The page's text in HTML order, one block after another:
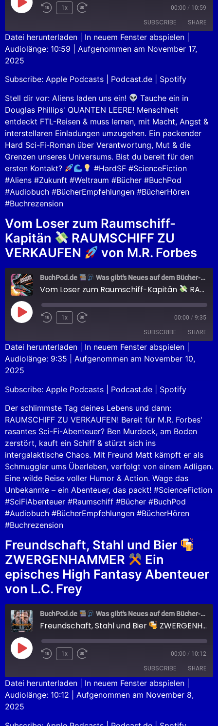
1x 00:00 / 10:59
SUBSCRIBE SHARE
Apple Podcasts Podcast.de
RSS FEED
SHARE
EMBED
Datei herunterladen In neuem Fenster abspielen
Audiolänge: 10:59
Aufgenommen am November 17,
2025
Subscribe: Apple Podcasts Podcast.de
Spotify
Stell dir vor: Aliens laden uns ein!
Tauche ein in
Douglas Phillips' QUANTEN LEERE! Menschheit
entdeckt FTL-Reisen & muss lernen, mit Macht, Angst &
interstellaren Einladungen umzugehen. Ein packender
Hard Sci-Fi-Roman über Verantwortung, Mut & die
Grenzen unseres Universums. Bist du bereit für den
ersten Kontakt?
#HardSF #ScienceFiction
#Aliens #Zukunft #Weltraum #Bücher #BuchPod
#Audiobuch #BücherEmpfehlungen #BücherHören
#Buchrezension
Vom Loser zum Raumschiff-
Kapitän
RAUMSCHIFF ZU
VERKAUFEN
von M.R. Forbes
BuchPod.de Was gibt's Neues auf dem Bücher-Markt?
Vom Loser zum Raumschiff-Kapitän RAUMSCHIFF ZU VERKAUFEN
1x 00:00 / 9:35
SUBSCRIBE SHARE
Apple Podcasts Podcast.de
RSS FEED
SHARE
EMBED
Datei herunterladen In neuem Fenster abspielen
Audiolänge: 9:35
Aufgenommen am November 10,
2025
Subscribe: Apple Podcasts Podcast.de
Spotify
Der schlimmste Tag deines Lebens und dann:
RAUMSCHIFF ZU VERKAUFEN! Bereit für M.R. Forbes'
rasantes Sci-Fi-Abenteuer? Ben Murdock, am Boden
zerstört, kauft ein Schiff & stürzt sich ins
intergalaktische Chaos. Mit Freund Matt kämpft er als
Schmuggler ums Überleben, verfolgt von einem Adligen.
Eine wilde Reise voller Humor & Action. Wage das
Unbekannte – ein Abenteuer, das packt! #ScienceFiction
#SciFiAbenteuer #Raumschiff #Bücher #BuchPod
#Audiobuch #BücherEmpfehlungen #BücherHören
#Buchrezension
Freundschaft, Stahl und Bier
ZWERGENHAMMER
Ein
episches High Fantasy Abenteuer
von L.C. Frey
BuchPod.de Was gibt's Neues auf dem Bücher-Markt?
Freundschaft, Stahl und Bier ZWERGENHAMMER
1x 00:00 / 10:12
SUBSCRIBE SHARE
Apple Podcasts Podcast.de
SHARE
Datei herunterladen In neuem Fenster abspielen
Audiolänge: 10:12
Aufgenommen am November 8,
2025